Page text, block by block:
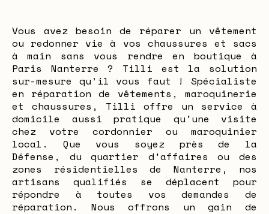
Vous avez besoin de réparer un vêtement
ou redonner vie à vos chaussures et sacs
à main sans vous rendre en boutique à
Paris Nanterre ? Tilli est la solution
sur-mesure qu’il vous faut ! Spécialiste
en réparation de vêtements, maroquinerie
et chaussures, Tilli offre un service à
domicile aussi pratique qu'une visite
chez votre cordonnier ou maroquinier
local. Que vous soyez près de la
Défense, du quartier d'affaires ou des
zones résidentielles de Nanterre, nos
artisans qualifiés se déplacent pour
répondre à toutes vos demandes de
réparation. Nous offrons un gain de